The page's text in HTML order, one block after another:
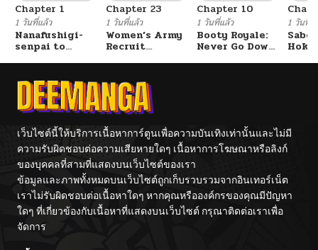
ตอนที่ 76 10/12/2025
ตอนที่ 75
ตอนที่ 74
ตอนที่ 73 09/21/2025
ตอนที่ 72 09/14/2025
ตอนที่ 71 09/08/2025
Chapter 1
1 วันที่แล้ว
Nanafushigi-
senpai to
Chapter 23
1 วันที่แล้ว
Women’s Army
Recruit
Chapter 10
1 วันที่แล้ว
Booty Royale:
Never Go Down
1 วันที่แ
เว็บไซต์นี้ให้บริการเนื้อหาการ์ตูนเพื่อความบันเทิงเท่านั้นและไม่มี
ความรับผิดชอบต่อความเสียหายใดๆ เนื้อหาการโฆษณาหรือลิงก์
ของบุคคลที่สามที่แสดงบนเว็บไซต์ของเรา
ข้อมูลและภาพทั้งหมดบนเว็บไซต์ถูกเก็บรวบรวมจากอินเทอร์เน็ต
เราไม่รับผิดชอบต่อเนื้อหาใดๆ หากคุณหรือองค์กรของคุณมีปัญหา
ใดๆ ที่เกี่ยวข้องกับเนื้อหาที่แสดงบนเว็บไซต์ กรุณาติดต่อเราเพื่อ
จัดการ